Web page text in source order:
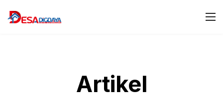
Artikel